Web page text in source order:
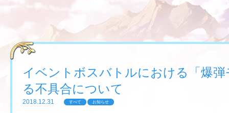
イベントボスバトルにおける「爆
る不具合について
2018.12.31 すべて お知らせ